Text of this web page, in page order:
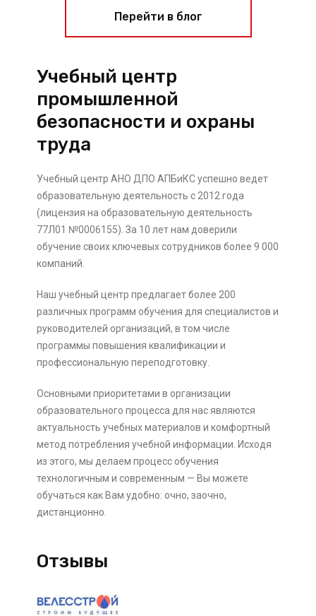
Перейти в блог
Учебный центр
промышленной
безопасности и охраны
труда
Учебный центр АНО ДПО АПБиКС успешно ведет
образовательную деятельность с 2012 года
(лицензия на образовательную деятельность
77Л01 №0006155). За 10 лет нам доверили
обучение своих ключевых сотрудников более 9 000
компаний.
Наш учебный центр предлагает более 200
различных программ обучения для специалистов и
руководителей организаций, в том числе
программы повышения квалификации и
профессиональную переподготовку.
Основными приоритетами в организации
образовательного процесса для нас являются
актуальность учебных материалов и комфортный
метод потребления учебной информации. Исходя
из этого, мы делаем процесс обучения
технологичным и современным — Вы можете
обучаться как Вам удобно: очно, заочно,
дистанционно.
Отзывы